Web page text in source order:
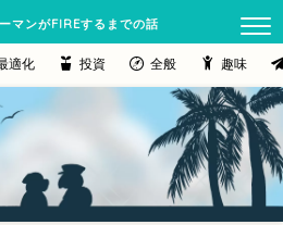
マンがFIREするまでの話
適化 投資 全般 趣味